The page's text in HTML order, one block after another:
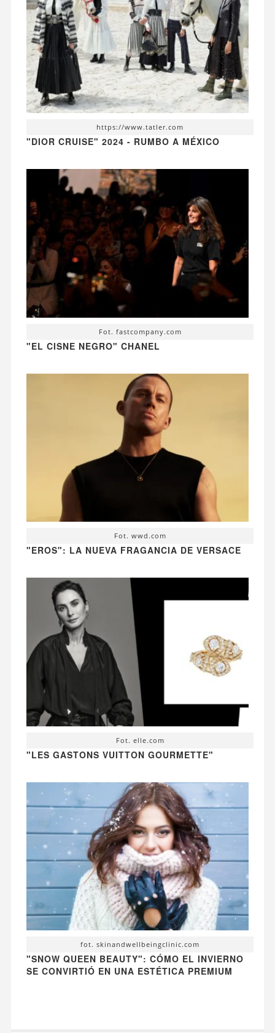
https://www.tatler.com
"DIOR CRUISE" 2024 - RUMBO A MÉXICO
Fot. fastcompany.com
"EL CISNE NEGRO" CHANEL
Fot. wwd.com
"EROS": LA NUEVA FRAGANCIA DE VERSACE
Fot. elle.com
"LES GASTONS VUITTON GOURMETTE"
fot. skinandwellbeingclinic.com
"SNOW QUEEN BEAUTY": CÓMO EL INVIERNO
SE CONVIRTIÓ EN UNA ESTÉTICA PREMIUM